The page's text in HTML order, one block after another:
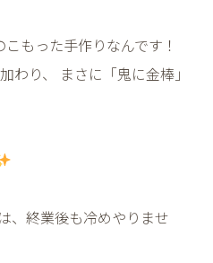
もった手作りなんです！
わり、 まさに「鬼に金棒」
、終業後も冷めやりませ